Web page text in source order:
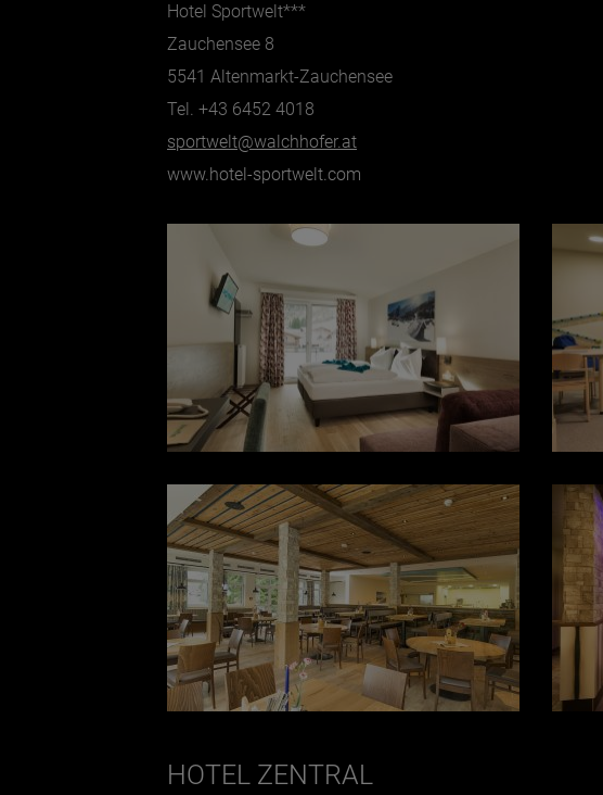
Hotel Sportwelt***
Zauchensee 8
5541 Altenmarkt-Zauchensee
Tel. +43 6452 4018
sportwelt@walchhofer.at
www.hotel-sportwelt.com
HOTEL ZENTRAL